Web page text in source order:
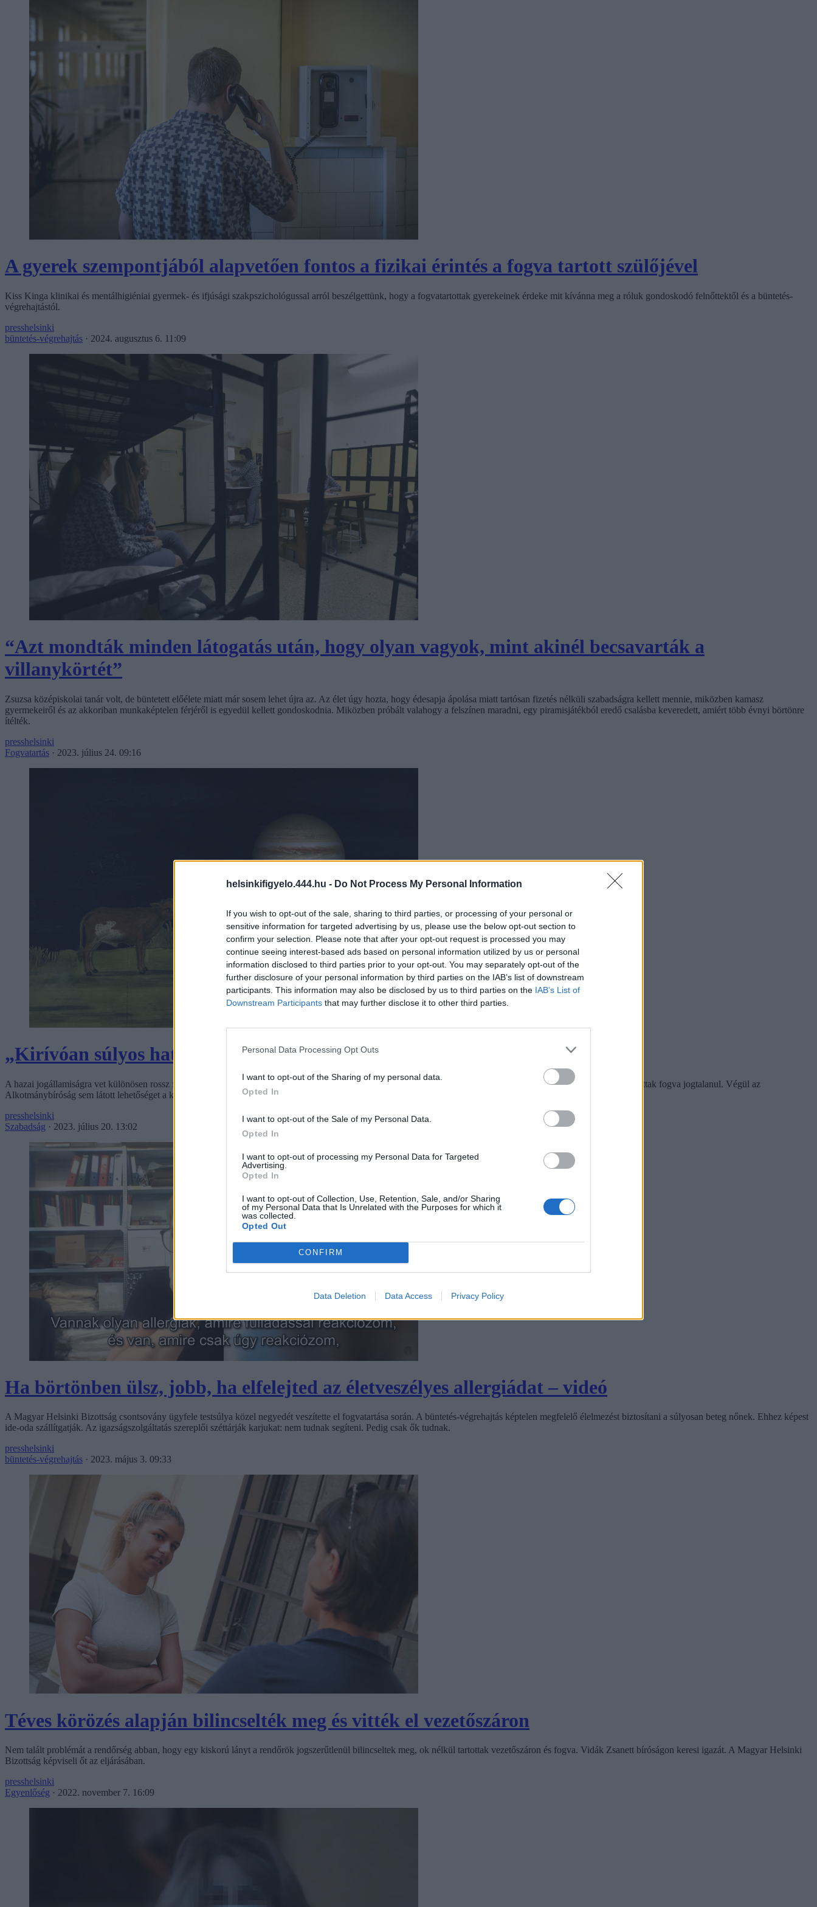
helsinkifigyelo.444.hu - Do Not Process My Personal Information
If you wish to opt-out of the sale, sharing to third parties, or processing of your personal or
sensitive information for targeted advertising by us, please use the below opt-out section to
confirm your selection. Please note that after your opt-out request is processed you may
continue seeing interest-based ads based on personal information utilized by us or personal
information disclosed to third parties prior to your opt-out. You may separately opt-out of the
further disclosure of your personal information by third parties on the IAB’s list of downstream
participants. This information may also be disclosed by us to third parties on the IAB’s List of
Downstream Participants that may further disclose it to other third parties.
Personal Data Processing Opt Outs
I want to opt-out of the Sharing of my personal data.
Opted In
I want to opt-out of the Sale of my Personal Data.
Opted In
I want to opt-out of processing my Personal Data for Targeted
Advertising.
Opted In
I want to opt-out of Collection, Use, Retention, Sale, and/or Sharing
of my Personal Data that Is Unrelated with the Purposes for which it
was collected.
Opted Out
CONFIRM
Data Deletion Data Access Privacy Policy
A gyerek szempontjából alapvetően fontos a fizikai érintés a fogva tartott szülőjével
Kiss Kinga klinikai és mentálhigiéniai gyermek- és ifjúsági szakpszichológussal arról beszélgettünk, hogy a fogvatartottak gyerekeinek érdeke mit kívánna meg a róluk gondoskodó felnőttektől és a büntetés-
végrehajtástól.
presshelsinki
büntetés-végrehajtás · 2024. augusztus 6. 11:09
“Azt mondták minden látogatás után, hogy olyan vagyok, mint akinél becsavarták a
villanykörtét”
Zsuzsa középiskolai tanár volt, de büntetett előélete miatt már sosem lehet újra az. Az élet úgy hozta, hogy édesapja ápolása miatt tartósan fizetés nélküli szabadságra kellett mennie, miközben kamasz
gyermekeiről és az akkoriban munkaképtelen férjéről is egyedül kellett gondoskodnia. Miközben próbált valahogy a felszínen maradni, egy piramisjátékból eredő csalásba keveredett, amiért több évnyi börtönre
ítélték.
presshelsinki
Fogvatartás · 2023. július 24. 09:16
„Kirívóan súlyos hatósági visszaélés” ellenére sem jár kártalanítás
A hazai jogállamiságra vet különösen rossz fényt az a tehetetlenkedés, ahogyan egy olyan ember ügyében jártak el, akit a bíróságok által is elismerten 12 napon át tartottak fogva jogtalanul. Végül az
Alkotmánybíróság sem látott lehetőséget a kártalanítására.
presshelsinki
Szabadság · 2023. július 20. 13:02
Ha börtönben ülsz, jobb, ha elfelejted az életveszélyes allergiádat – videó
A Magyar Helsinki Bizottság csontsovány ügyfele testsúlya közel negyedét veszítette el fogvatartása során. A büntetés-végrehajtás képtelen megfelelő élelmezést biztosítani a súlyosan beteg nőnek. Ehhez képest
ide-oda szállítgatják. Az igazságszolgáltatás szereplői széttárják karjukat: nem tudnak segíteni. Pedig csak ők tudnak.
presshelsinki
büntetés-végrehajtás · 2023. május 3. 09:33
Téves körözés alapján bilincselték meg és vitték el vezetőszáron
Nem talált problémát a rendőrség abban, hogy egy kiskorú lányt a rendőrök jogszerűtlenül bilincseltek meg, ok nélkül tartottak vezetőszáron és fogva. Vidák Zsanett bíróságon keresi igazát. A Magyar Helsinki
Bizottság képviseli őt az eljárásában.
presshelsinki
Egyenlőség · 2022. november 7. 16:09